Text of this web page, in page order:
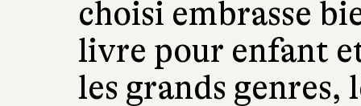
choisi embrasse
livre pour enfant
les grands genres,